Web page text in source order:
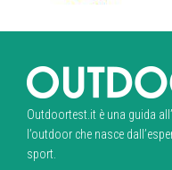
Outdoortest.it è una guida
l’outdoor che nasce
sport.